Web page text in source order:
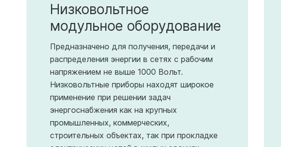
Низковольтное
модульное оборудование
Предназначено для получения, передачи и
распределения энергии в сетях с рабочим
напряжением не выше 1000 Вольт.
Низковольтные приборы находят широкое
применение при решении задач
энергоснабжения как на крупных
промышленных, коммерческих,
строительных объектах, так при прокладке